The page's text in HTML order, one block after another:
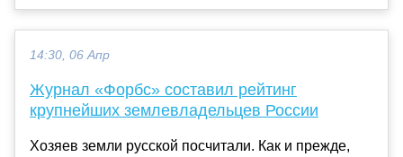
14:30, 06 Апр
Журнал «Форбс» составил рейтинг
крупнейших землевладельцев России
Хозяев земли русской посчитали. Как и прежде,